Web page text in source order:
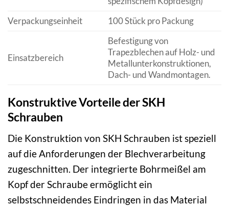
Verpackungseinheit
100 Stück pro Packung
Einsatzbereich
Befestigung von
Trapezblechen auf Holz- und
Metallunterkonstruktionen,
Dach- und Wandmontagen.
Konstruktive Vorteile der SKH
Schrauben
Die Konstruktion von SKH Schrauben ist speziell
auf die Anforderungen der Blechverarbeitung
zugeschnitten. Der integrierte Bohrmeißel am
Kopf der Schraube ermöglicht ein
selbstschneidendes Eindringen in das Material